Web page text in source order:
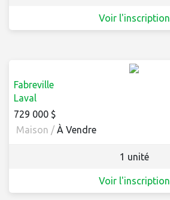
Voir l'inscription
Fabreville
Laval
729 000 $
Maison / À Vendre
1 unité
Voir l'inscription